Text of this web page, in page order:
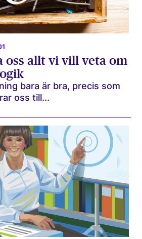
oss allt vi vill veta om
bara är bra, precis som
oss till...